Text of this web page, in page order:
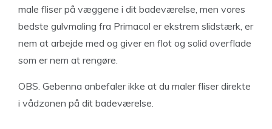
male fliser på væggene i dit badeværelse, men vores
bedste gulvmaling fra Primacol er ekstrem slidstærk, er
nem at arbejde med og giver en flot og solid overflade
som er nem at rengøre.
OBS. Gebenna anbefaler ikke at du maler fliser direkte
i vådzonen på dit badeværelse.